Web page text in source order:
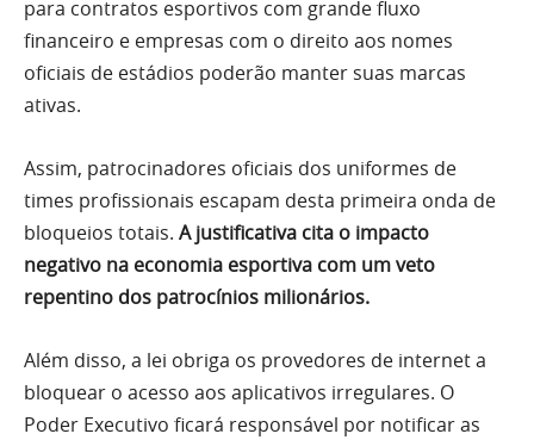
para contratos esportivos com grande fluxo
financeiro e empresas com o direito aos nomes
oficiais de estádios poderão manter suas marcas
ativas.
Assim, patrocinadores oficiais dos uniformes de
times profissionais escapam desta primeira onda de
bloqueios totais. A justificativa cita o impacto
negativo na economia esportiva com um veto
repentino dos patrocínios milionários.
Além disso, a lei obriga os provedores de internet a
bloquear o acesso aos aplicativos irregulares. O
Poder Executivo ficará responsável por notificar as